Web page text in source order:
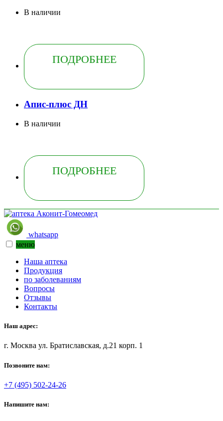
В наличии
ПОДРОБНЕЕ
Апис-плюс ДН
В наличии
ПОДРОБНЕЕ
whatsapp
меню
Наша аптека
Продукция
по заболеваниям
Вопросы
Отзывы
Контакты
Наш адрес:
г. Москва ул. Братиславская, д.21 корп. 1
Позвоните нам:
+7 (495) 502-24-26
Напишите нам: